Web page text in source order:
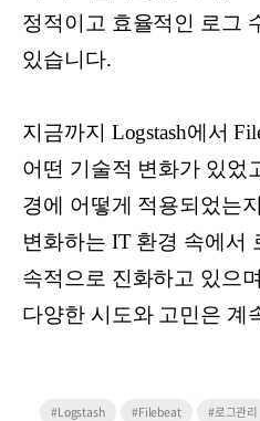
정적이고 효율적인 로그
있습니다.
지금까지 Logstash에서
어떤 기술적 변화가 있었
경에 어떻게 적용되었는
변화하는 IT 환경 속에서
속적으로 진화하고 있으
다양한 시도와 고민은 계
#Logstash #Filebeat #로그관리